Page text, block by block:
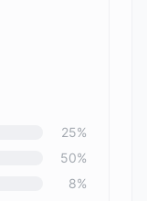
25%
50%
8%